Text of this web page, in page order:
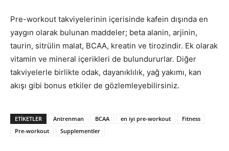
Pre-workout takviyelerinin içerisinde kafein dışında en
yaygın olarak bulunan maddeler; beta alanin, arjinin,
taurin, sitrülin malat, BCAA, kreatin ve tirozindir. Ek olarak
vitamin ve mineral içerikleri de bulundururlar. Diğer
takviyelerle birlikte odak, dayanıklılık, yağ yakımı, kan
akışı gibi bonus etkiler de gözlemleyebilirsiniz.
ETIKETLER Antrenman BCAA en iyi pre-workout
Fitness
Pre-workout
Supplementler